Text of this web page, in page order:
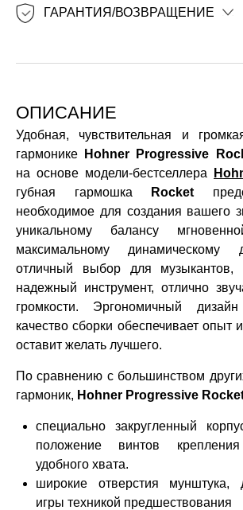
ГАРАНТИЯ/ВОЗВРАЩЕНИЕ
ОПИСАНИЕ
Удобная, чувствительная и
гармонике
Hohner Progressive
на основе модели-бестселлера
губная гармошка
Rocket
необходимое для создания вашего
уникальному балансу
максимальному динамическому
отличный выбор для музыкантов,
надежный инструмент, отлично
громкости. Эргономичный
качество сборки обеспечивает опыт
оставит желать лучшего.
По сравнению с большинством
гармоник, Hohner Progressive
специально закругленный
положение винтов
удобного хвата.
широкие отверстия мунштука,
игры техникой предшествования